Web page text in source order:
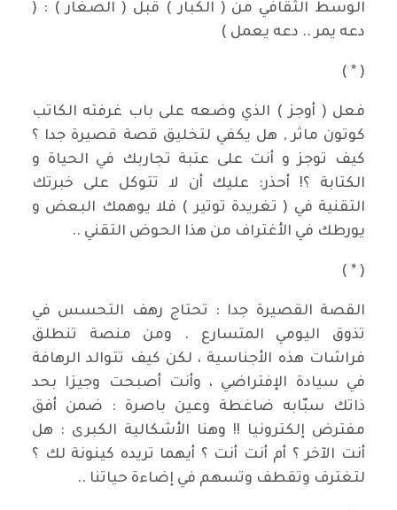
الوسط الثقافي من ( الكبار ) قبل ( الصغار ) : (
دعه يمر .. دعه يعمل )
( * )
فعل ( أوجز ) الذي وضعه على باب غرفته الكاتب
كوتون ماثر , هل يكفي لتخليق قصة قصيرة جدا ؟
كيف توجز و أنت على عتبة تجاربك في الحياة و
الكتابة ؟! أحذر: عليك أن لا تتوكل على خبرتك
التقنية في ( تغريدة توتير ) فلا يوهمك البعض و
يورطك في الأغتراف من هذا الحوض التقني ..
( * )
القصة القصيرة جدا : تحتاج رهف التحسس في
تذوق اليومي المتسارع . ومن منصة تنطلق
فراشات هذه الأجناسية ، لكن كيف تتوالد الرهافة
في سيادة الإفتراضي ، وأنت أصبحت وجيزا بحد
ذاتك سبّابه ضاغطة وعين باصرة : ضمن أفق
مفترض إلكترونيا !! وهنا الأشكالية الكبرى : هل
أنت الآخر ؟ أم أنت أنت ؟ أيهما تريده كينونة لك ؟
لتغترف وتقطف وتسهم في إضاءة حياتنا ..